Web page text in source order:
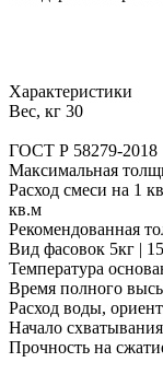
Характеристики
Вес, кг 30
ГОСТ Р 58279-2018
Максимальная
Расход смеси на 1
кв.м
Рекомендованная
Вид фасовок 5кг |
Температура
Время полного
Расход воды,
Начало
Прочность на